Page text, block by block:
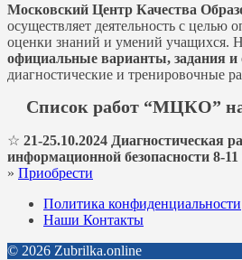
Московский Центр Качества
осуществляет деятельность с целью
оценки знаний и умений учащихся.
официальные варианты, задания и
диагностические и тренировочные
Список работ “МЦКО”
☆ 21-25.10.2024 Диагностическая
информационной безопасности 8-11
» Приобрести
Политика конфиденциальности
Наши Контакты
© 2026 Zubrilka.online